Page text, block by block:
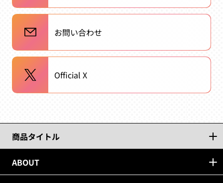
お問い合わせ
Official X
商品タイトル
ABOUT